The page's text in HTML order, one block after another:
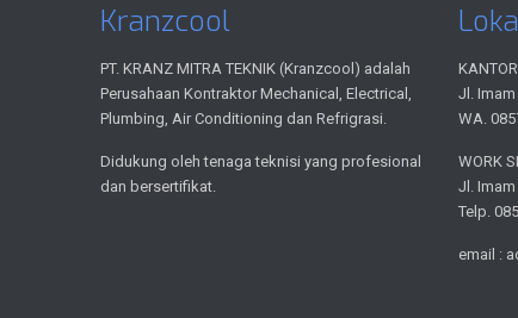
Kranzcool
PT. KRANZ MITRA TEKNIK (Kranzcool) adalah
Perusahaan Kontraktor Mechanical, Electrical,
Plumbing, Air Conditioning dan Refrigrasi.
Didukung oleh tenaga teknisi yang profesional
dan bersertifikat.
Jl.
WA.
WORK
Jl.
Telp.
email :